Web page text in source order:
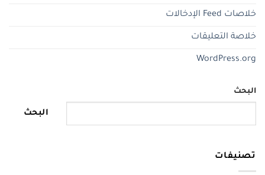
خلاصات Feed الإدخالات
خلاصة التعليقات
WordPress.org
البحث
البحث
تصنيفات